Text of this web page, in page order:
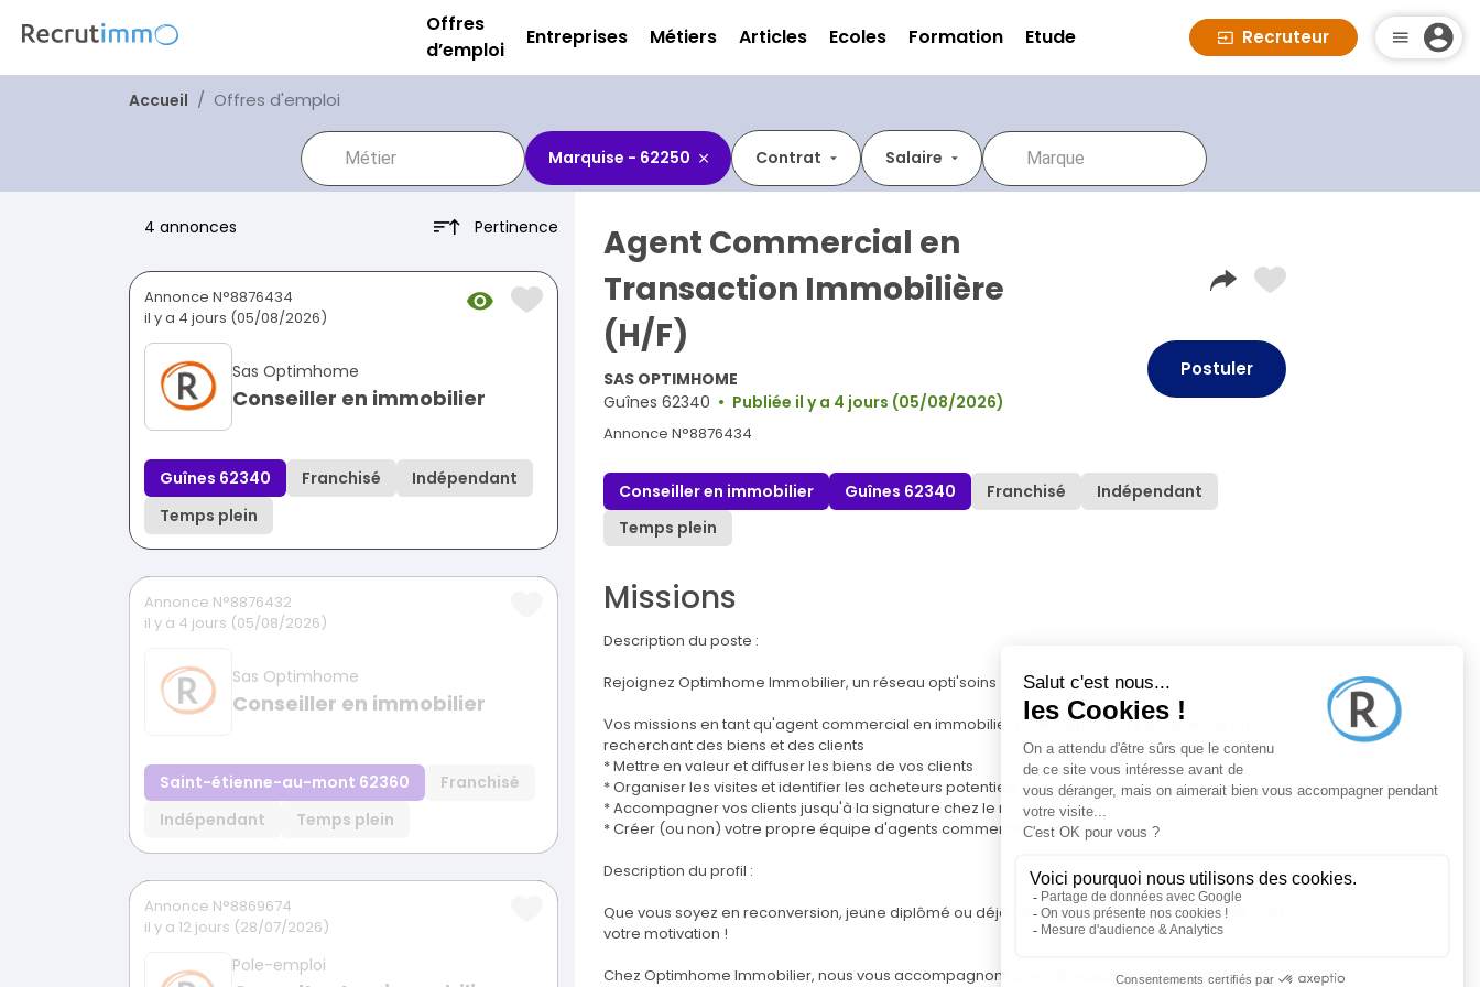
Offres
d’emploi
Entreprises Métiers Articles Ecoles Formation Etude Recruteur
Accueil Offres d'emploi
Marquise - 62250 Contrat Salaire
4 annonces Pertinence
Annonce N°8876434
il y a 4 jours (05/08/2026)
Sas Optimhome
Conseiller en immobilier
Guînes 62340 Franchisé
Indépendant
Temps plein
Annonce N°8876432
il y a 4 jours (05/08/2026)
Sas Optimhome
Conseiller en immobilier
Saint-étienne-au-mont 62360
Franchisé
Indépendant
Temps plein
Annonce N°8869674
il y a 12 jours (28/07/2026)
Pole-emploi
Agent Commercial en
Transaction Immobilière
(H/F)
SAS OPTIMHOME
Guînes 62340
Publiée il y a 4 jours (05/08/2026)
Annonce N°8876434
Postuler
Conseiller en immobilier Guînes 62340 Franchisé
Indépendant
Temps plein
Missions
Description du poste :
Rejoignez Optimhome Immobilier, un réseau opti'soins !
Vos missions en tant qu'agent commercial en immobilier Développer votre portefeuille en
recherchant des biens et des clients
* Mettre en valeur et diffuser les biens de vos clients
* Organiser les visites et identifier les acheteurs potentiels
* Accompagner vos clients jusqu'à la signature chez le notaire
* Créer (ou non) votre propre équipe d'agents commerciaux en immobilier
Description du profil :
Que vous soyez en reconversion, jeune diplômé ou déjà dans l'immobilier, ce qui compte c'est
votre motivation !
Chez Optimhome Immobilier, nous vous accompagnons pour développer vos compétences